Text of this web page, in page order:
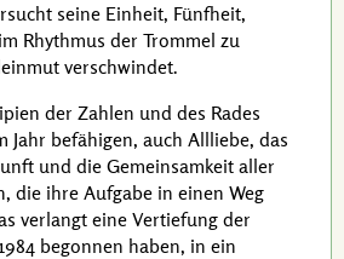
seine Einheit, Fünfheit,
Rhythmus der Trommel zu
verschwindet.
der Zahlen und des Rades
Jahr befähigen, auch Allliebe, das
und die Gemeinsamkeit aller
die ihre Aufgabe in einen Weg
verlangt eine Vertiefung der
begonnen haben, in ein